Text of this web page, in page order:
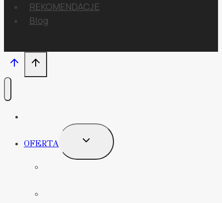
REKOMENDACJE
Blog
OFERTA
PRZEŁĄCZ
PODRZĘDNE